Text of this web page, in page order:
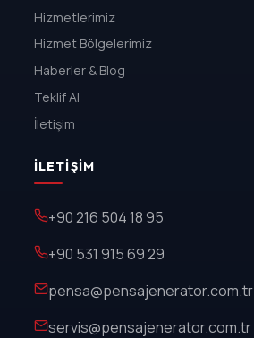
Hizmetlerimiz
Hizmet Bölgelerimiz
Haberler & Blog
Teklif Al
İletişim
İLETIŞIM
+90 216 504 18 95
+90 531 915 69 29
pensa@pensajenerator.com.tr
servis@pensajenerator.com.tr